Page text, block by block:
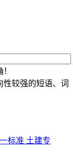
较强的短语、词